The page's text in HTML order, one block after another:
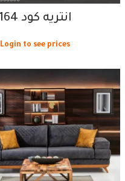
انتريه كود 164
Login to see prices